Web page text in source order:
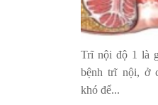
Trĩ nội độ 1 là
bệnh trĩ nội, ở
khó để...